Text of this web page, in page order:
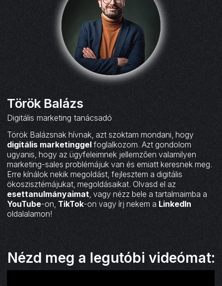
Török Balázs
Digitális marketing tanácsadó
Török Balázsnak hívnak, azt szoktam mondani, hogy
digitális marketinggel foglalkozom. Azt gondolom
ugyanis, hogy az ügyfeleimnek jellemzően valamilyen
marketing-sales problémájuk van és emiatt keresnek meg.
Erre kínálok nekik megoldást, fejlesztem a digitális
ökoszisztémájukat, megoldásaikat. Olvasd el az
esettanulmányaimat , vagy nézz bele a tartalmaimba a
YouTube-on, TikTok-on vagy írj nekem a LinkedIn
oldalalamon!
Nézd meg a legutóbi videómat: